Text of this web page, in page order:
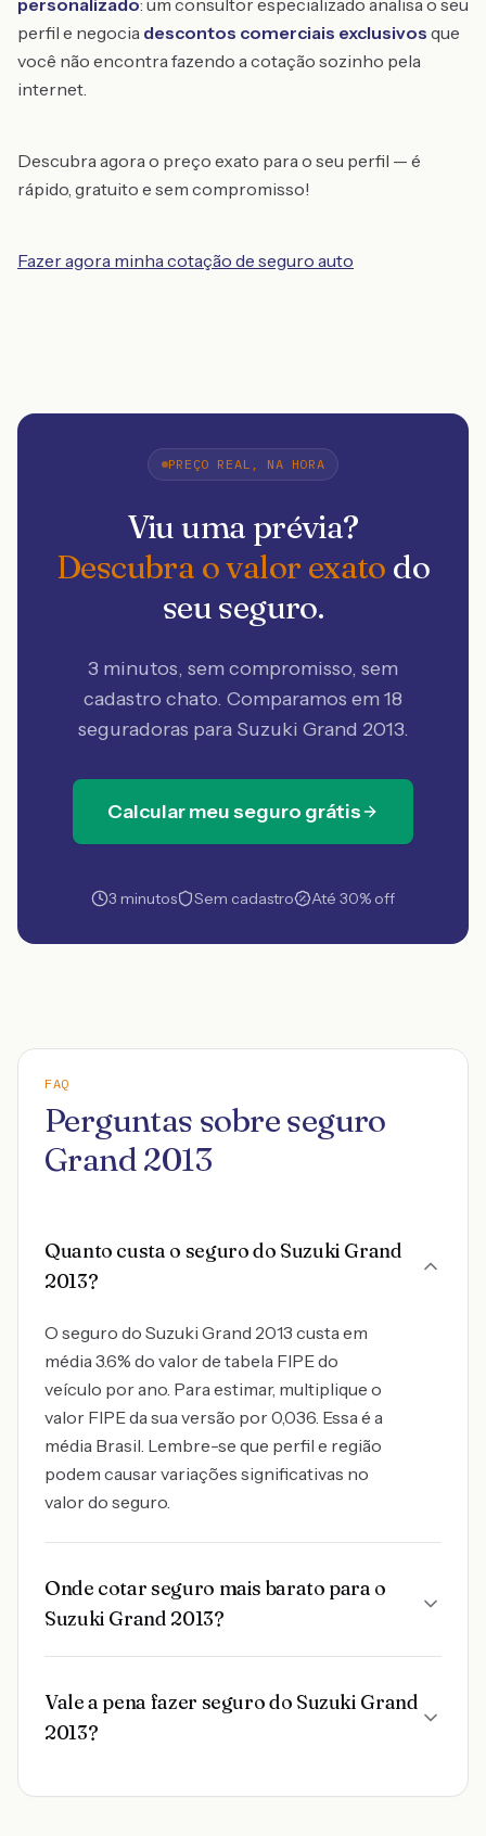
personalizado: um consultor especializado analisa o seu
perfil e negocia descontos comerciais exclusivos que
você não encontra fazendo a cotação sozinho pela
internet.
Descubra agora o preço exato para o seu perfil — é
rápido, gratuito e sem compromisso!
Fazer agora minha cotação de seguro auto
PREÇO REAL, NA HORA
Viu uma prévia?
Descubra o valor exato do
seu seguro.
3 minutos, sem compromisso, sem
cadastro chato. Comparamos em 18
seguradoras para Suzuki Grand 2013.
Calcular meu seguro grátis
3 minutos Sem cadastro Até 30% off
FAQ
Perguntas sobre seguro
Grand 2013
Quanto custa o seguro do Suzuki Grand
2013?
O seguro do Suzuki Grand 2013 custa em
média 3.6% do valor de tabela FIPE do
veículo por ano. Para estimar, multiplique o
valor FIPE da sua versão por 0,036. Essa é a
média Brasil. Lembre-se que perfil e região
podem causar variações significativas no
valor do seguro.
Onde cotar seguro mais barato para o
Suzuki Grand 2013?
Vale a pena fazer seguro do Suzuki Grand
2013?